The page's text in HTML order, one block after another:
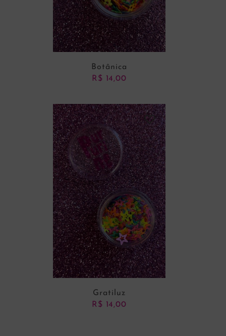
ADICIONAR AO CARRINHO
Botânica
R$ 14,00
Gratiluz
R$ 14,00